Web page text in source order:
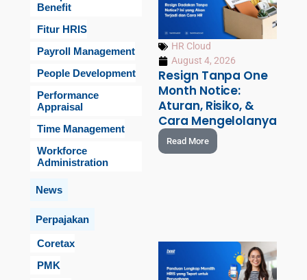
Benefit
Fitur HRIS
Payroll Management
People Development
Performance
Appraisal
Time Management
Workforce
Administration
News
Perpajakan
Coretax
PMK
HR Cloud
August 4, 2026
Resign Tanpa One
Month Notice:
Aturan, Risiko, &
Cara Mengelolanya
Read More